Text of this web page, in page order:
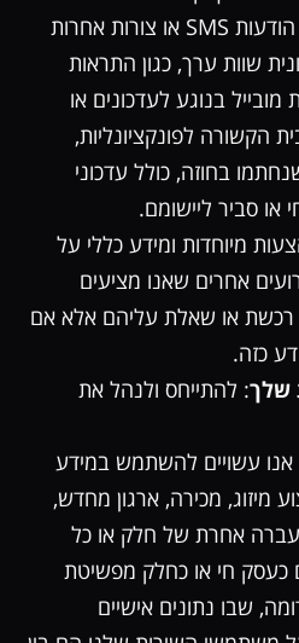
דוא"ל, שיחות טלפון, הודעות SMS או צורות אחרות
שוות ערך, כגון התראות
בנוגע לעדכונים או
הקשורה לפונקציונליות,
בחוזה, כולל עדכוני
סביר ליישומם.
מיוחדות ומידע כללי על
אחרים שאנו מציעים
רכשת או שאלת עליהם אלא אם
כזה.
שלך: להתייחס ולנהל את
אנו עשויים להשתמש במידע
מיזוג, מכירה, ארגון מחדש,
אחרת של חלק או כל
כעסק חי או כחלק מפשיטת
שבו נתונים אישיים